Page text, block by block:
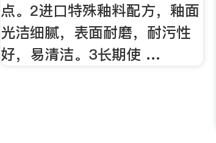
点。2进口特殊釉料配方，釉面
光洁细腻，表面耐磨，耐污性
好，易清洁。3长期使 …